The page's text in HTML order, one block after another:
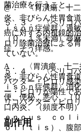
@． 〈胃潰瘍、十二
炎、非びらん性胃食
ｉｓｏｎ症候群〉過
（０．１％未満）蕁
症、そう痒感。
A． 〈胃潰瘍、十二
炎、非びらん性胃食
ｉｓｏｎ症候群〉消
便、便秘、悪心、（
口内炎、（頻度不明
ｅｎｏｕｓ ｃｏｌ
ｏｌｉｔｉｓ）、腹
菌治療を行うこと。
５．３． 〈ヘリコバ
癌に対する内視鏡的
ロリ除菌治療による
ていない。
５．４． 〈ヘリコバ
バクター・ピロリ感
ー・ピロリが陽性で
リコバクター・ピロ
副作用